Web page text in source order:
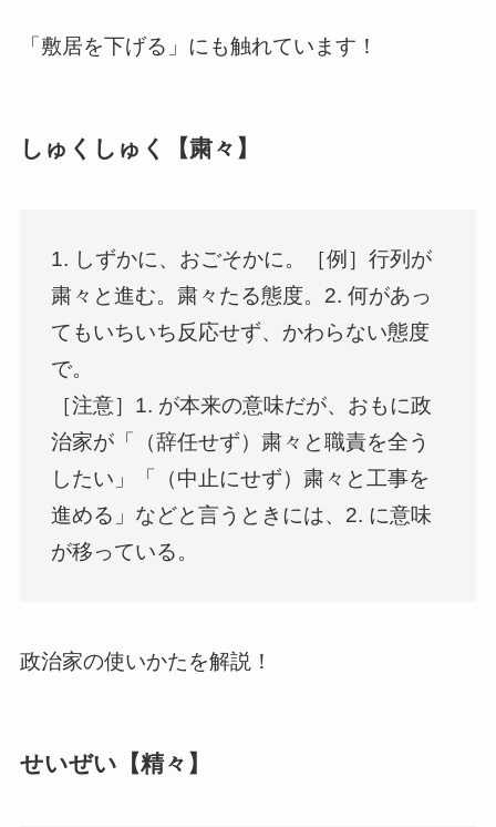
「敷居を下げる」にも触れています！
しゅくしゅく【粛々】
1. しずかに、おごそかに。［例］行列が
粛々と進む。粛々たる態度。2. 何があっ
てもいちいち反応せず、かわらない態度
で。
［注意］1. が本来の意味だが、おもに政
治家が「（辞任せず）粛々と職責を全う
したい」「（中止にせず）粛々と工事を
進める」などと言うときには、2. に意味
が移っている。
政治家の使いかたを解説！
せいぜい【精々】